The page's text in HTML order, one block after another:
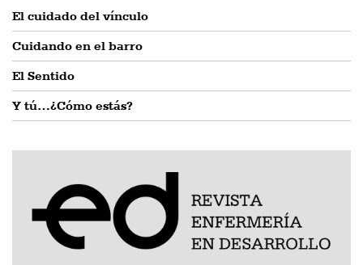
El cuidado del vínculo
Cuidando en el barro
El Sentido
Y tú…¿Cómo estás?